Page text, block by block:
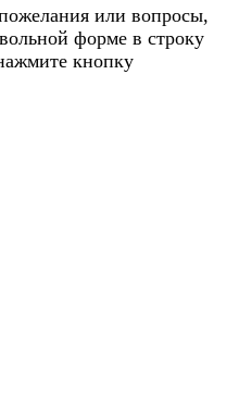
или вопросы,
форме в строку
кнопку